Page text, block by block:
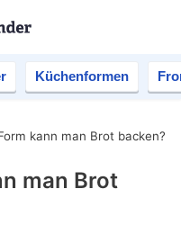
Küchenformen
kann man Brot backen?
man Brot